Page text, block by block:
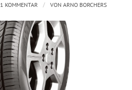
1 KOMMENTAR / VONARNO BORCHERS